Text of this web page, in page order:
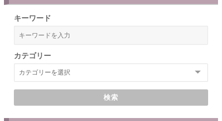
キーワード
カテゴリー
検索